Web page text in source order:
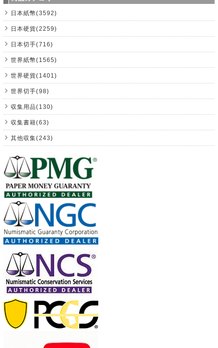
日本紙幣(3592)
日本硬貨(2259)
日本切手(716)
世界紙幣(1565)
世界硬貨(1401)
世界切手(98)
収集用品(130)
収集書籍(63)
其他収集(243)